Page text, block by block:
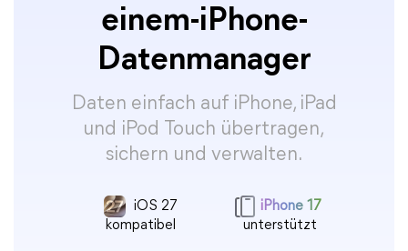
einem-iPhone-
Datenmanager
Daten einfach auf iPhone, iPad
und iPod Touch übertragen,
sichern und verwalten.
iOS 27
kompatibel
iPhone 17
unterstützt